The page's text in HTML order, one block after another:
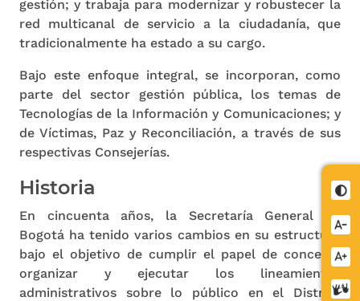
letra
letra
gestión; y trabaja para modernizar y robustecer la
red multicanal de servicio a la ciudadanía, que
tradicionalmente ha estado a su cargo.
Bajo este enfoque integral, se incorporan, como
parte del sector gestión pública, los temas de
Tecnologías de la Información y Comunicaciones; y
de Víctimas, Paz y Reconciliación, a través de sus
respectivas Consejerías.
Historia
En cincuenta años, la Secretaría General de
Bogotá ha tenido varios cambios en su estructura
bajo el objetivo de cumplir el papel de concebir,
organizar y ejecutar los lineamientos
administrativos sobre lo público en el Distrito